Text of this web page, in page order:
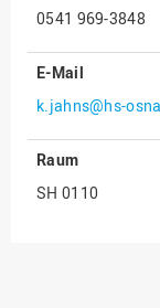
Marketing
LearningCenter
Personal
0541 969-3848
E-Mail
k.jahns@hs-
Raum
SH 0110